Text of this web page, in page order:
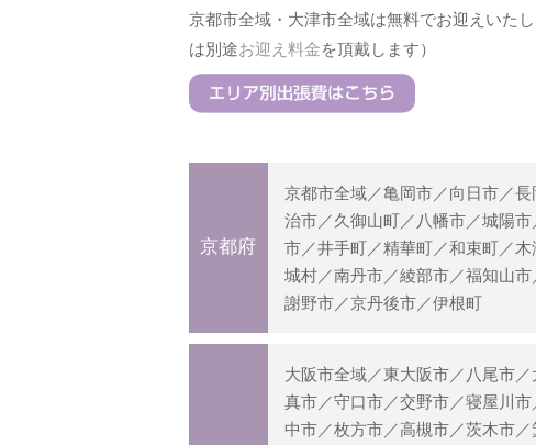
京都市全域・大津市全域は無料でお迎えいた
は別途お迎え料金を頂戴します）
京都府
京都市全域／亀岡市／向日市／
治市／久御山町／八幡市／城陽
市／井手町／精華町／和束町／
城村／南丹市／綾部市／福知山
謝野市／京丹後市／伊根町
大阪市全域／東大阪市／八尾市
真市／守口市／交野市／寝屋川
中市／枚方市／高槻市／茨木市